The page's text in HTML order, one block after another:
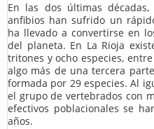
En las dos últimas
anfibios han sufrido un
ha llevado a convertirse en
del planeta. En La Rioja
tritones y ocho especies,
algo más de una tercera
formada por 29 especies. Al
el grupo de vertebrados con
efectivos poblacionales se
años.